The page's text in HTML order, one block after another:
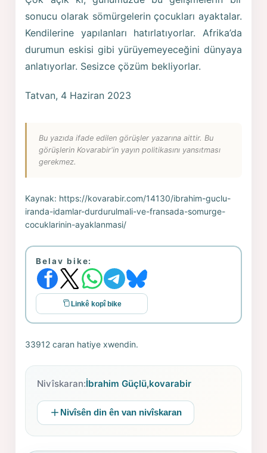
sonucu olarak sömürgelerin çocukları ayaktalar.
Kendilerine yapılanları hatırlatıyorlar. Afrika’da
durumun eskisi gibi yürüyemeyeceğini dünyaya
anlatıyorlar. Sesizce çözüm bekliyorlar.
Tatvan, 4 Haziran 2023
Bu yazıda ifade edilen görüşler yazarına aittir. Bu
görüşlerin Kovarabir'in yayın politikasını yansıtması
gerekmez.
Kaynak: https://kovarabir.com/14130/ibrahim-guclu-
iranda-idamlar-durdurulmali-ve-fransada-somurge-
cocuklarinin-ayaklanmasi/
Belav bike:
Linkê kopî bike
33912 caran hatiye xwendin.
Nivîskaran:İbrahim Güçlü,kovarabir
Nivîsên din ên van nivîskaran